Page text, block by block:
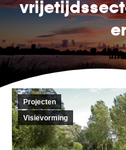
Projecten
Visievorming